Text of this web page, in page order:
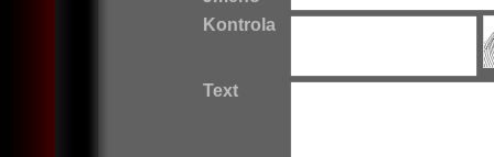
Kontrola
Text